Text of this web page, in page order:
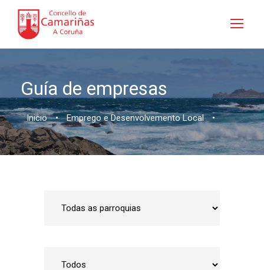
Guía de empresas
Inicio • Emprego e Desenvolvemento Local •